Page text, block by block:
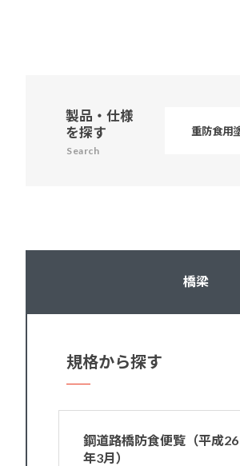
製品・仕様
を探す
Search
橋梁
規格から探す
鋼道路橋防食便覧（平成26
年3月）